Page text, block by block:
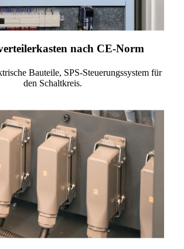
nach CE-Norm
Bauteile, SPS-Steuerungssystem für
den Schaltkreis.